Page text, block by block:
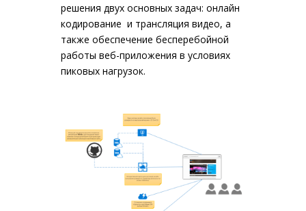
решения двух основных задач: онлайн
кодирование и трансляция видео, а
также обеспечение бесперебойной
работы веб-приложения в условиях
пиковых нагрузок.